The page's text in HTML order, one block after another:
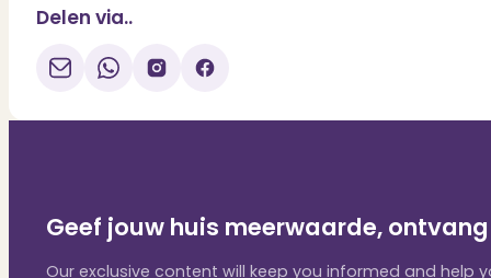
Delen via..
Geef jouw huis meerwaarde,
Our exclusive content will keep you informed and